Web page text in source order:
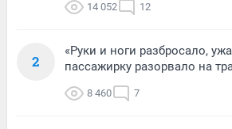
14 052 12
2
«Руки и ноги разбросало,
пассажирку разорвало на
8 460 7